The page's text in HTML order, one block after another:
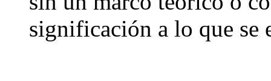
significación a lo que se